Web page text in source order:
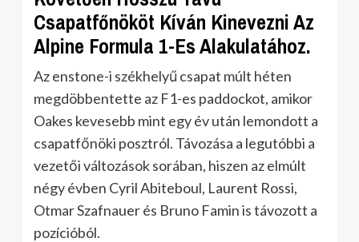
Csapatfőnököt Kíván Kinevezni Az
Alpine Formula 1-Es Alakulatához.
Az enstone-i székhelyű csapat múlt héten
megdöbbentette az F1-es paddockot, amikor
Oakes kevesebb mint egy év után lemondott a
csapatfőnöki posztról. Távozása a legutóbbi a
vezetői változások sorában, hiszen az elmúlt
négy évben Cyril Abiteboul, Laurent Rossi,
Otmar Szafnauer és Bruno Famin is távozott a
pozícióból.